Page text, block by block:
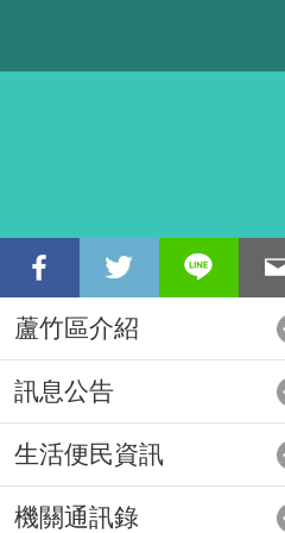
蘆竹區介紹
訊息公告
生活便民資訊
機關通訊錄